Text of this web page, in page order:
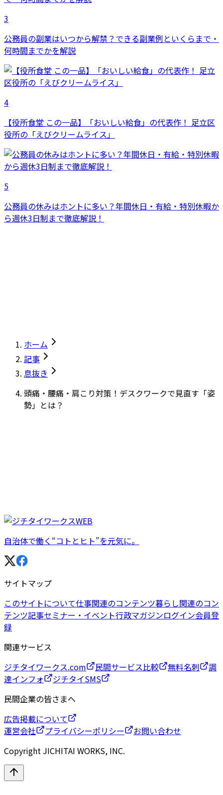
3
公務員の副業はいつから解禁？できる副業例といくらまで・
何時間までかを解説
4
【役所食堂 この一品】「おいしい給食」の代表作！ 足立区
役所の「えびクリームライス」
5
公務員の休みはホントに多い？年間休日・有給・特別休暇か
ら週休3日制まで徹底解説！
ホーム
記事
息抜き
頭痛・腰痛・肩こり対策！デスクワークで見直す「姿
勢」とは？
自治体で働く“コトとヒト”を元気に。
サイトマップ
このサイトについて仕事関連のコンテンツ暮らし関連のコン
テンツ記事セミナー・イベント行政マガジンログイン会員登
録
関連サービス
ジチタイワークス.com
民間サービス比較 無料名刺
調
達インフォ
ジチタイSMS
民間企業の皆さまへ
広告掲載について
運営会社
プライバシーポリシー
お問い合わせ
Copyright JICHITAI WORKS, INC.